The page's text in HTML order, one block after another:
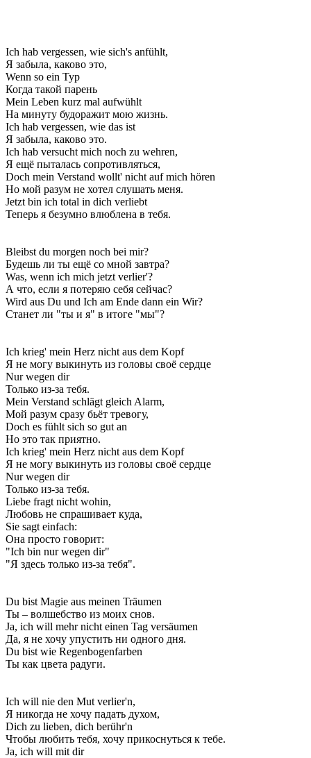
Ich hab vergessen, wie sich's anfühlt,
Я забыла, каково это,
Wenn so ein Typ
Когда такой парень
Mein Leben kurz mal aufwühlt
На минуту будоражит мою жизнь.
Ich hab vergessen, wie das ist
Я забыла, каково это.
Ich hab versucht mich noch zu wehren,
Я ещё пыталась сопротивляться,
Doch mein Verstand wollt' nicht auf mich hören
Но мой разум не хотел слушать меня.
Jetzt bin ich total in dich verliebt
Теперь я безумно влюблена в тебя.
Bleibst du morgen noch bei mir?
Будешь ли ты ещё со мной завтра?
Was, wenn ich mich jetzt verlier'?
А что, если я потеряю себя сейчас?
Wird aus Du und Ich am Ende dann ein Wir?
Станет ли "ты и я" в итоге "мы"?
Ich krieg' mein Herz nicht aus dem Kopf
Я не могу выкинуть из головы своё сердце
Nur wegen dir
Только из-за тебя.
Mein Verstand schlägt gleich Alarm,
Мой разум сразу бьёт тревогу,
Doch es fühlt sich so gut an
Но это так приятно.
Ich krieg' mein Herz nicht aus dem Kopf
Я не могу выкинуть из головы своё сердце
Nur wegen dir
Только из-за тебя.
Liebe fragt nicht wohin,
Любовь не спрашивает куда,
Sie sagt einfach:
Она просто говорит:
"Ich bin nur wegen dir"
"Я здесь только из-за тебя".
Du bist Magie aus meinen Träumen
Ты – волшебство из моих снов.
Ja, ich will mehr nicht einen Tag versäumen
Да, я не хочу упустить ни одного дня.
Du bist wie Regenbogenfarben
Ты как цвета радуги.
Ich will nie den Mut verlier'n,
Я никогда не хочу падать духом,
Dich zu lieben, dich berühr'n
Чтобы любить тебя, хочу прикоснуться к тебе.
Ja, ich will mit dir